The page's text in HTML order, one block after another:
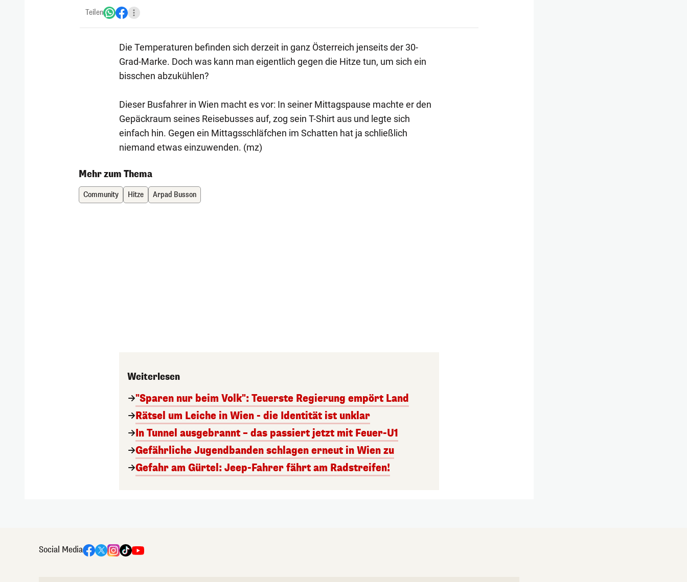
Teilen
Die Temperaturen befinden sich derzeit in ganz Österreich jenseits der 30-
Grad-Marke. Doch was kann man eigentlich gegen die Hitze tun, um sich ein
bisschen abzukühlen?
Dieser Busfahrer in Wien macht es vor: In seiner Mittagspause machte er den
Gepäckraum seines Reisebusses auf, zog sein T-Shirt aus und legte sich
einfach hin. Gegen ein Mittagsschläfchen im Schatten hat ja schließlich
niemand etwas einzuwenden. (mz)
Mehr zum Thema
Community Hitze Arpad Busson
Weiterlesen
"Sparen nur beim Volk": Teuerste Regierung empört Land
Rätsel um Leiche in Wien - die Identität ist unklar
In Tunnel ausgebrannt – das passiert jetzt mit Feuer-U1
Gefährliche Jugendbanden schlagen erneut in Wien zu
Gefahr am Gürtel: Jeep-Fahrer fährt am Radstreifen!
Social Media